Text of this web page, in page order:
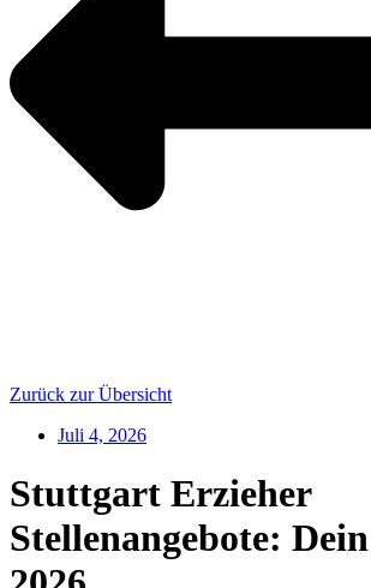
Zurück zur Übersicht
Juli 4, 2026
Stuttgart Erzieher
Stellenangebote: